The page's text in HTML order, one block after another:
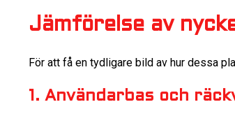
Jämförelse av
För att få en tydligare bild av hur dessa
1. Användarbas och